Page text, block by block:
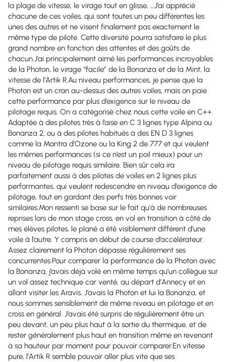
la plage de vitesse, le virage tout en glisse, …J’ai apprécié
chacune de ces voiles, qui sont toutes un peu différentes les
unes des autres et ne visent finalement pas exactement le
même type de pilote. Cette diversité pourra satisfaire le plus
grand nombre en fonction des attentes et des goûts de
chacun.J’ai principalement aimé les performances incroyables
de la Photon, le virage “facile” de la Bonanza et de la Mint, la
vitesse de l’Artik R.Au niveau performances, je pense que la
Photon est un cran au-dessus des autres voiles, mais on paie
cette performance par plus d’exigence sur le niveau de
pilotage requis. On a catégorisé chez nous cette voile en C++.
Adaptée à des pilotes très à l’aise en C 3 lignes type Alpina ou
Bonanza 2, ou à des pilotes habitués à des EN D 3 lignes
comme la Mantra d’Ozone ou la King 2 de 777 et qui veulent
les mêmes performances (si ce n’est un poil mieux) pour un
niveau de pilotage requis similaire. Bien sûr cela ira
parfaitement aussi à des pilotes de voiles en 2 lignes plus
performantes, qui veulent redescendre en niveau d’exigence de
pilotage, tout en gardant des perfs très bonnes voir
similaires.Mon ressenti se base sur le fait qu'à de nombreuses
reprises lors de mon stage cross, en vol en transition à côté de
mes élèves pilotes, le plané a été visiblement différent d’une
voile à l’autre. Y compris en début de course d’accélérateur.
Assez clairement la Photon dépasse régulièrement ses
concurrentes.Pour comparer la performance de la Photon avec
la Bonanza, j’avais déjà volé en même temps qu’un collègue sur
un vol assez technique car venté, au départ d’Annecy et en
allant visiter les Aravis. J’avais la Photon et lui la Bonanza, et
nous sommes sensiblement de même niveau en pilotage et en
cross en général. J’avais été surpris de régulièrement être un
peu devant, un peu plus haut à la sortie du thermique, et de
rester généralement plus haut en transition même en revenant
à sa hauteur par moment pour pouvoir comparer.En vitesse
pure, l’Artik R semble pouvoir aller plus vite que ses